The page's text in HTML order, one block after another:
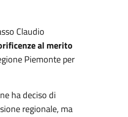
Claudio
al merito
Piemonte per
ha deciso di
regionale, ma